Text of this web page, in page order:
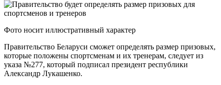
Фото носит иллюстративный характер
Правительство Беларуси сможет определять размер призовых,
которые положены спортсменам и их тренерам, следует из
указа №277, который подписал президент республики
Александр Лукашенко.